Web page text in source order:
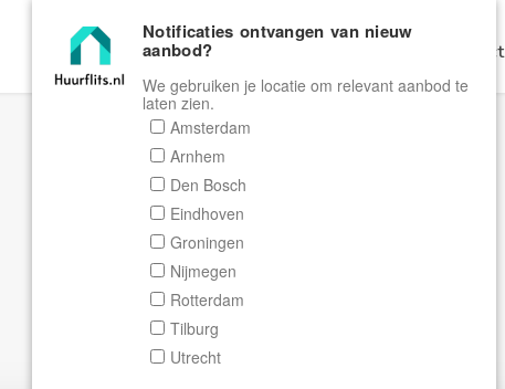
Home Zoeken Contact
Notificaties ontvangen van nieuw
aanbod?
We gebruiken je locatie om relevant aanbod te
laten zien.
Amsterdam
Arnhem
Den Bosch
Eindhoven
Groningen
Nijmegen
Rotterdam
Tilburg
Utrecht